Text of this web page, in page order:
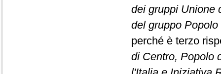
dei gruppi Unione
del gruppo
perché è terzo
di Centro, Popolo